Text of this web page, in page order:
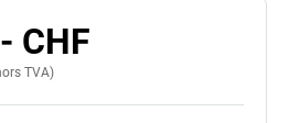
CHF
TVA)